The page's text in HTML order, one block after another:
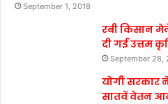
September 1, 2018
रबी किसान
दी गई उत्तम
September 28,
योगी सरकार
सातवें वेतन